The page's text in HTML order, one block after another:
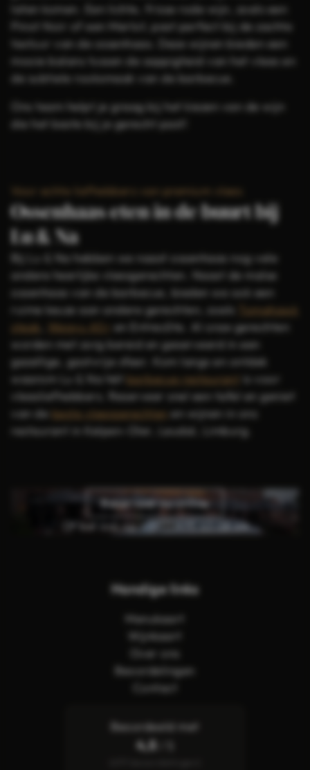
laten komen. Een lichte, frisse rode wijn, zoals een
Pinot Noir of een Merlot, past perfect bij de zachte
textuur van de ossenhaas. Deze wijnen bieden een
mooie balans tussen de sappigheid van het vlees en
de subtiele rooksmaak van de barbecue.
Ons team helpt je graag bij het kiezen van de wijn
die het beste bij je gerecht past!
Voor echte liefhebbers van premium vlees
Ossenhaas eten in de buurt bij
Lu & Na
Bij Lu & Na hebben we naast ossenhaas nog vele
andere heerlijke vleesgerechten. Naast de malse
ossenhaas van de barbecue, bieden we ook een
ruime keuze aan andere gerechten, zoals
Tomahawk
steak
Wagyu A5+
en Entrecôte. Al onze gerechten
worden met zorg bereid en geserveerd in een
gezellige, gastvrije sfeer. Kom langs en ontdek
waarom Lu & Na hét
barbecue restaurant
is voor
vleesliefhebbers. Reserveer snel een tafel en geniet
van de beste vleesgerechten en wijnen in ons
restaurant in Kelpen-Oler, Leudal, Limburg.
Reserveer nu online
Of bel ons op:+31 (0)495 63 08 64
Handige links
Menukaart
Wijnkaart
Over ons
Beoordelingen
Contact
Beoordeeld met
4,8